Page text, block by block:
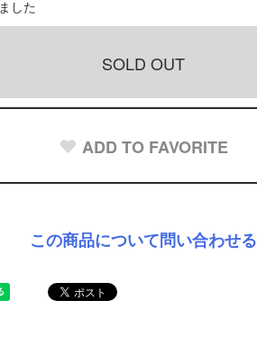
した
SOLD OUT
ADD TO FAVORITE
この商品について問い合わせる